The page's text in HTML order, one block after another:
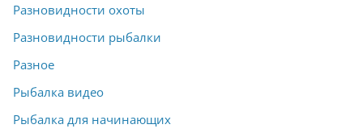
Разновидности охоты
Разновидности рыбалки
Разное
Рыбалка видео
Рыбалка для начинающих